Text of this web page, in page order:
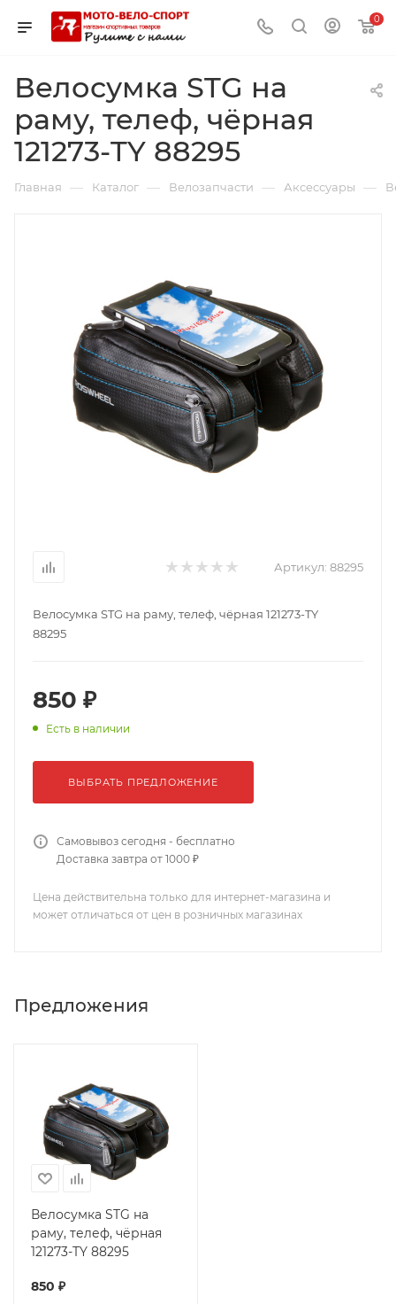
0
Велосумка STG на
раму, телеф, чёрная
121273-TY 88295
Главная — Каталог — Велозапчасти — Аксессуары —
Артикул: 88295
Велосумка STG на раму, телеф, чёрная 121273-TY
88295
850 ₽
Есть в наличии
ВЫБРАТЬ ПРЕДЛОЖЕНИЕ
Самовывоз сегодня - бесплатно
Доставка завтра от 1000 ₽
Цена действительна только для интернет-магазина и
может отличаться от цен в розничных магазинах
Предложения
Велосумка STG на
раму, телеф, чёрная
121273-TY 88295
850 ₽